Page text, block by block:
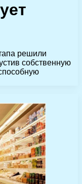
решили
собственную